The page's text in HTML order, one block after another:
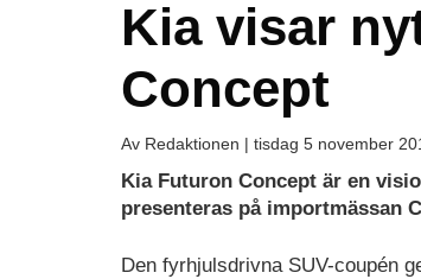
Kia visar
Concept
Av Redaktionen | tisdag 5 november
Kia Futuron Concept är en
presenteras på importmässan
Den fyrhjulsdrivna SUV-coupén